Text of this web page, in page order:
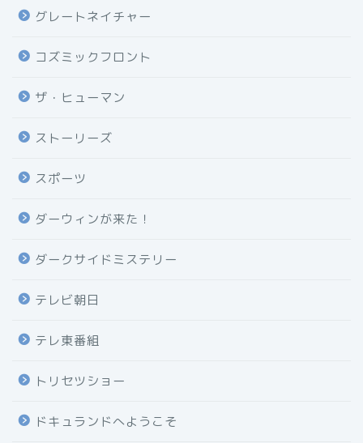
グレートネイチャー
コズミックフロント
ザ・ヒューマン
ストーリーズ
スポーツ
ダーウィンが来た！
ダークサイドミステリー
テレビ朝日
テレ東番組
トリセツショー
ドキュランドへようこそ